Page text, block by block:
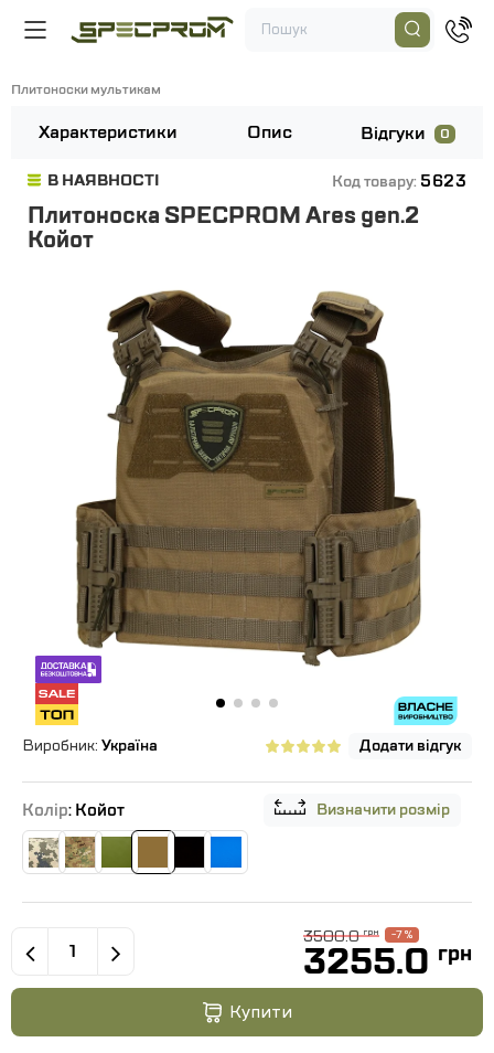
Плитоноски мультикам
Характеристики Опис Відгуки 0
В НАЯВНОСТІ Код товару: 5623
Плитоноска SPECPROM Ares gen.2
Койот
Додати відгук
Виробник: Україна
Визначити розмір
Колір: Койот
3500.0грн -7 %
3255.0 грн
Купити